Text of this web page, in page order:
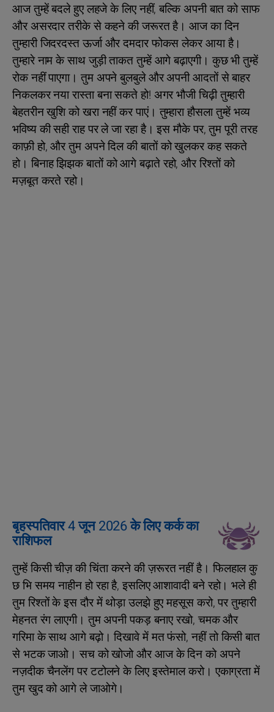
आज तुम्‍हें बदले हुए लहजे के लिए नहीं, बल्कि अपनी बात को साफ
और असरदार तरीके से कहने की जरूरत है। आज का दिन
तुम्हारी जिदरदस्त ऊर्जा और दमदार फोकस लेकर आया है।
तुम्‍हारे नाम के साथ जुड़ी ताकत तुम्हें आगे बढ़ाएगी। कुछ भी तुम्‍हें
रोक नहीं पाएगा। तुम अपने बुलबुले और अपनी आदतों से बाहर
निकलकर नया रास्ता बना सकते हो! अगर भौजी चिढ़ी तुम्हारी
बेहतरीन खुशि को खरा नहीं कर पाएं। तुम्हारा हौसला तुम्हें भव्य
भविष्य की सही राह पर ले जा रहा है। इस मौके पर, तुम पूरी तरह
काफ़ी हो, और तुम अपने दिल की बातों को खुलकर कह सकते
हो। बिनाह झिझक बातों को आगे बढ़ाते रहो, और रिश्तों को
मज़बूत करते रहो।
बृहस्पतिवार 4 जून 2026 के लिए कर्क का
राशिफल
तुम्हें किसी चीज़ की चिंता करने की ज़रूरत नहीं है। फिलहाल कु
छ भि समय नाहीन हो रहा है, इसलिए आशावादी बने रहो। भले ही
तुम रिश्तों के इस दौर में थोड़ा उलझे हुए महसूस करो, पर तुम्हारी
मेहनत रंग लाएगी। तुम अपनी पकड़ बनाए रखो, चमक और
गरिमा के साथ आगे बढ़ो। दिखावे में मत फंसो, नहीं तो किसी बात
से भटक जाओ। सच को खोजो और आज के दिन को अपने
नज़दीक चैनलेंग पर टटोलने के लिए इस्तेमाल करो। एकाग्रता में
तुम खुद को आगे ले जाओगे।